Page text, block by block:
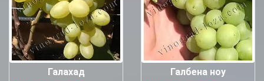
Галахад Галбена ноу